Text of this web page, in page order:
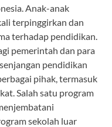
Anak-anak
terpinggirkan dan
terhadap pendidikan.
pemerintah dan para
pendidikan
pihak, termasuk
Salah satu program
sekolah luar